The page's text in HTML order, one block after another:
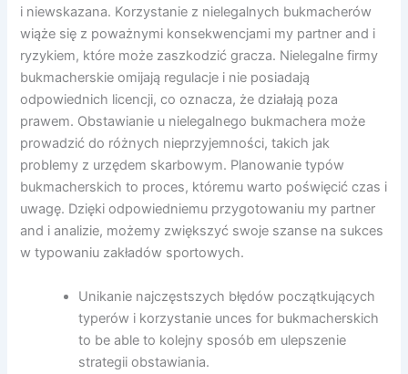
i niewskazana. Korzystanie z nielegalnych bukmacherów
wiąże się z poważnymi konsekwencjami my partner and i
ryzykiem, które może zaszkodzić gracza. Nielegalne firmy
bukmacherskie omijają regulacje i nie posiadają
odpowiednich licencji, co oznacza, że działają poza
prawem. Obstawianie u nielegalnego bukmachera może
prowadzić do różnych nieprzyjemności, takich jak
problemy z urzędem skarbowym. Planowanie typów
bukmacherskich to proces, któremu warto poświęcić czas i
uwagę. Dzięki odpowiedniemu przygotowaniu my partner
and i analizie, możemy zwiększyć swoje szanse na sukces
w typowaniu zakładów sportowych.
Unikanie najczęstszych błędów początkujących
typerów i korzystanie unces for bukmacherskich
to be able to kolejny sposób em ulepszenie
strategii obstawiania.